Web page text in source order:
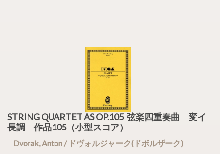
STRING QUARTET AS OP.105 弦楽四重奏曲 変イ
長調 作品105（小型スコア）
Dvorak, Anton / ドヴォルジャーク(ドボルザーク)